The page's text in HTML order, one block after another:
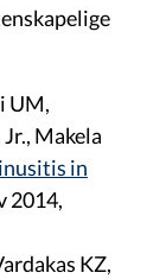
UM,
Makela
in
2014,
KZ,